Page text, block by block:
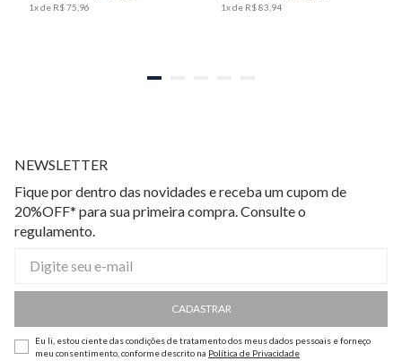
1x de R$75 96 1x de R$83 94
NEWSLETTER
Fique por dentro das novidades e receba um cupom de
20%OFF* para sua primeira compra. Consulte o
regulamento.
CADASTRAR
Eu li, estou ciente das condições de tratamento dos meus dados pessoais e forneço
meu consentimento, conforme descrito na Política de Privacidade